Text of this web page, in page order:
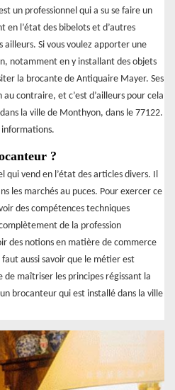
un professionnel qui a su se faire un
en l’état des bibelots et d’autres
Si vous voulez apporter une
notamment en y installant des objets
la brocante de Antiquaire Mayer. Ses
contraire, et c’est d’ailleurs pour cela
la ville de Monthyon, dans le 77122.
informations.
?
qui vend en l’état des articles divers. Il
les marchés au puces. Pour exercer ce
des compétences techniques
de la profession
des notions en matière de commerce
aussi savoir que le métier est
de maîtriser les principes régissant la
brocanteur qui est installé dans la ville